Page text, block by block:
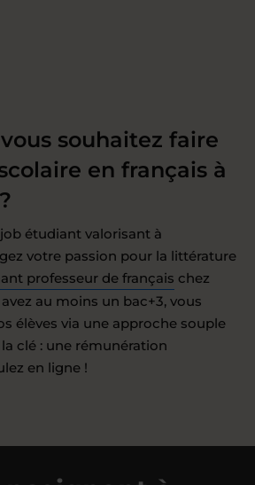
souhaitez faire
en français à
étudiant valorisant à
votre passion pour la littérature
professeur de français chez
au moins un bac+3, vous
élèves via une approche souple
clé : une rémunération
en ligne !